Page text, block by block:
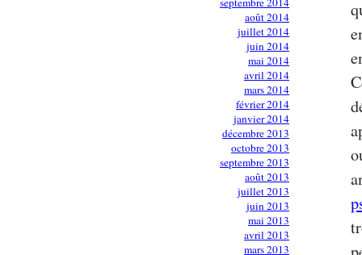
août 2014
juillet 2014
juin 2014
mai 2014
avril 2014
mars 2014
février 2014
janvier 2014
décembre 2013
octobre 2013
septembre 2013
août 2013
juillet 2013
juin 2013
mai 2013
avril 2013
mars 2013